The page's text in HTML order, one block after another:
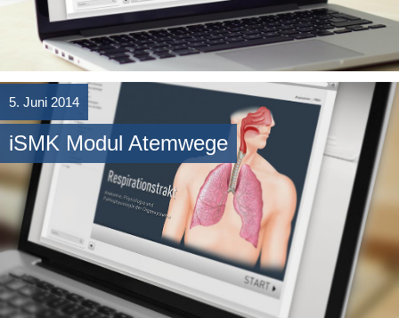
Weiterlesen→
iSMK Modul Atemwege
5. Juni 2014
Weiterlesen→